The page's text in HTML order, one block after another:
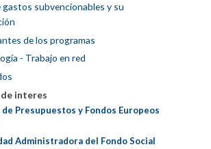
gastos subvencionables y su
de los programas
- Trabajo en red
de interes
de Presupuestos y Fondos Europeos
Administradora del Fondo Social